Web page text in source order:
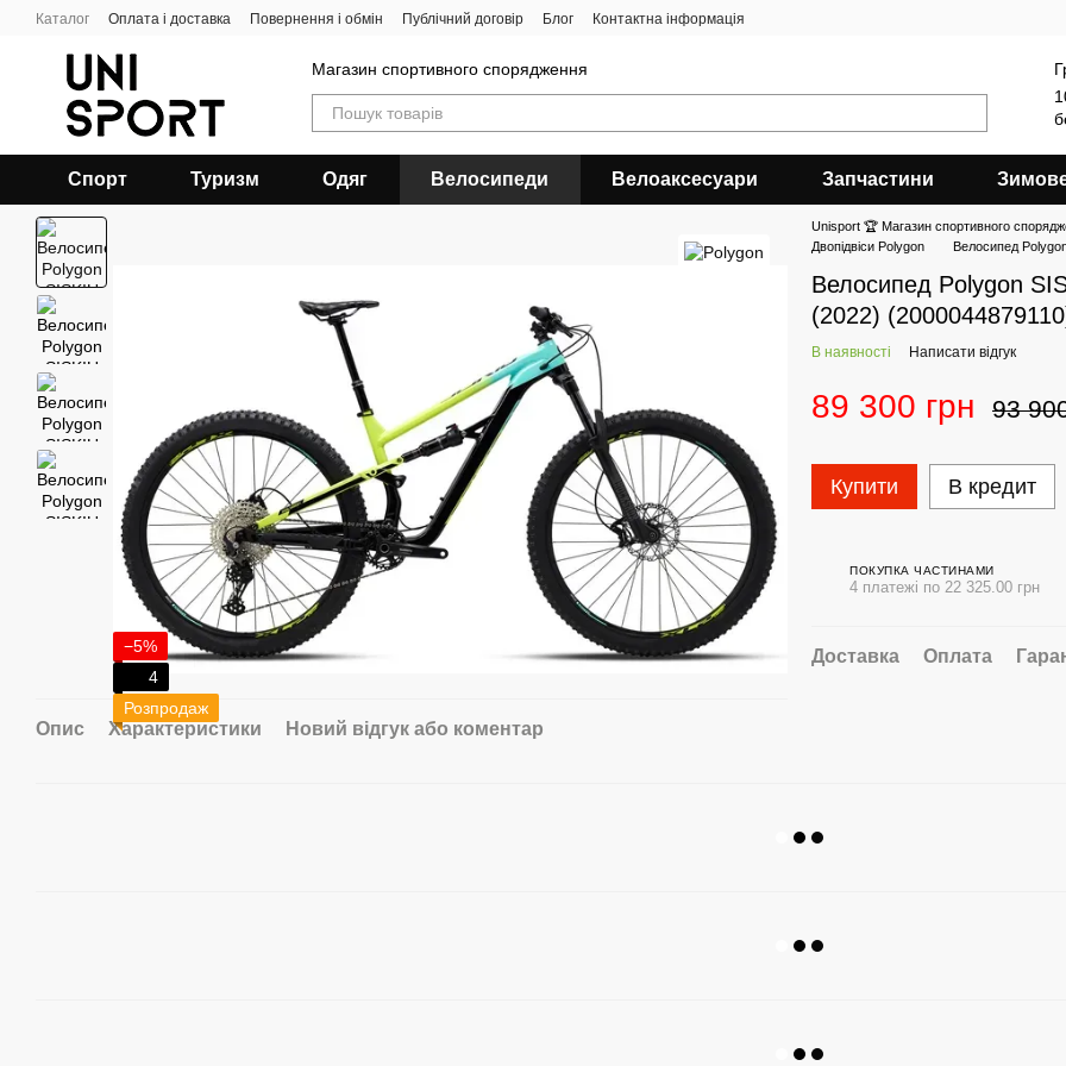
Перейти до основного контенту
Каталог Оплата і доставка Повернення і обмін Публічний договір Блог Контактна інформація
Магазин спортивного спорядження
Спорт Туризм Одяг Велосипеди Велоаксесуари Запчастини
−5%
4
Розпродаж
Опис Характеристики Новий відгук або коментар
Unisport 🏆 Магазин спортивного
Двопідвіси Polygon
Велосипед
Велосипед Polygon
(2022)
В наявності Написати відгук
89 300 грн 93
Купити В кредит
ПОКУПКА ЧАСТИНАМИ
4 платежі по 22 325.00 грн
Доставка Оплата